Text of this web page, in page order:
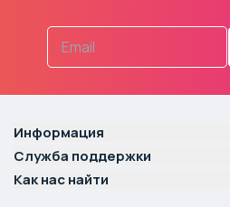
Информация
Служба поддержки
Как нас найти